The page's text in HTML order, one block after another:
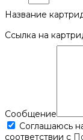
Название
Ссылка на
Сообщение
Соглашаюсь
соответствии с